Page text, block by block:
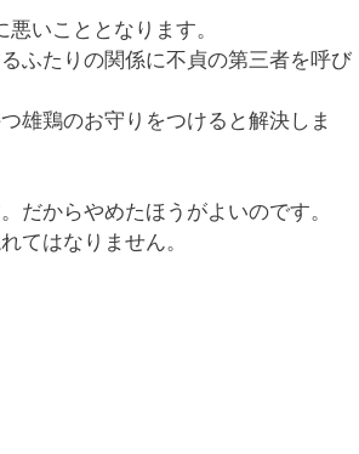
いこととなります。
ふたりの関係に不貞の第三者を呼び
雄鶏のお守りをつけると解決しま
だからやめたほうがよいのです。
てはなりません。